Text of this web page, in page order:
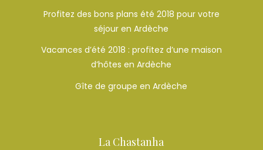
Profitez des bons plans été 2018 pour votre
séjour en Ardèche
Vacances d’été 2018 : profitez d’une maison
d’hôtes en Ardèche
Gîte de groupe en Ardèche
La Chastanha